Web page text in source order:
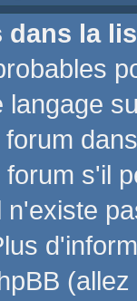
dans la
s'il
n'existe